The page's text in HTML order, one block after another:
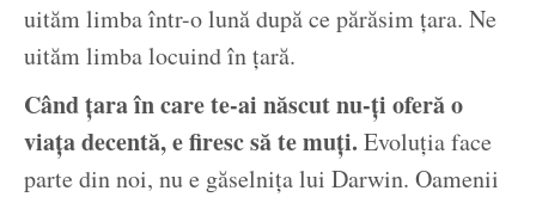
uităm limba într-o lună după ce părăsim țara. Ne
uităm limba locuind în țară.
Când țara în care te-ai născut nu-ți oferă o
viața decentă, e firesc să te muți. Evoluția face
parte din noi, nu e găselnița lui Darwin. Oamenii